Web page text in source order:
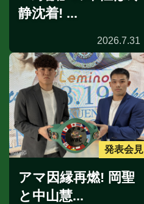
静沈着! ...
2026.7.31
発表会見
アマ因縁再燃! 岡聖
と中山慧...